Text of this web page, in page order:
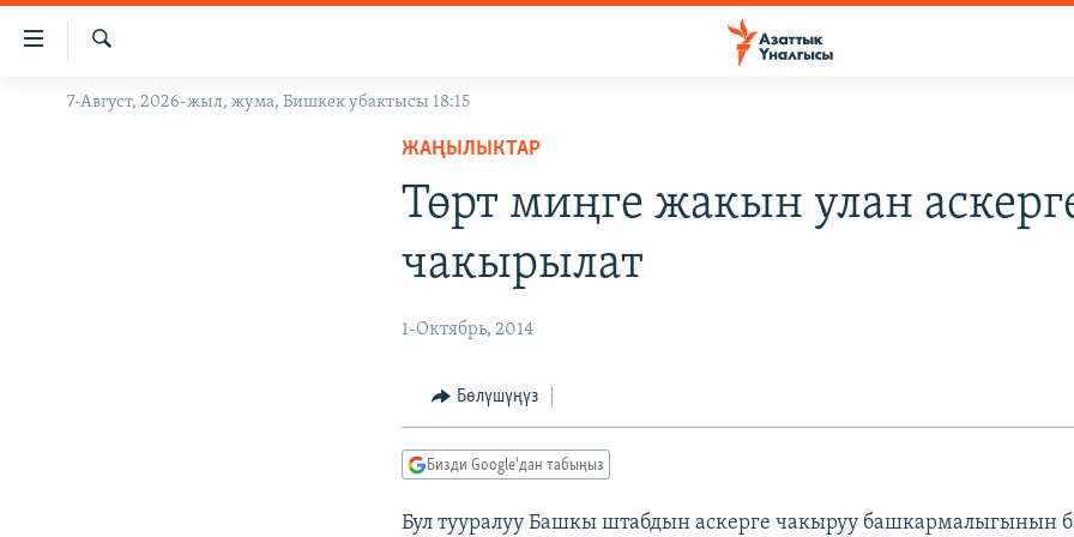
Линктер
Мазмунга
Навигацияга
ЖАҢЫЛЫКТАР
Издөө
7-Август, 2026-жыл, жума, Бишкек убактысы 18:15
ЖАҢЫЛЫКТАР
Төрт миңге жакын улан
чакырылат
1-Октябрь, 2014
Бөлүшүңүз
Бизди Google'дан табыңыз
Бул тууралуу Башкы штабдын аскерге чакыруу башкармалыгынын